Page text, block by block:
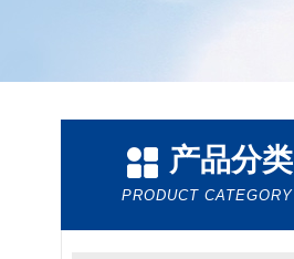
产品分类
PRODUCT CATEGORY